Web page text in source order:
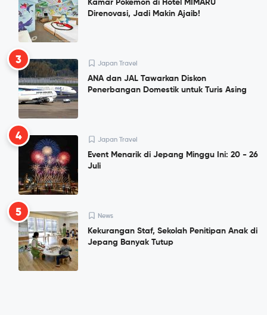
Kamar Pokemon di Hotel MIMARU
Direnovasi, Jadi Makin Ajaib!
3 Japan Travel
ANA dan JAL Tawarkan Diskon
Penerbangan Domestik untuk Turis Asing
4 Japan Travel
Event Menarik di Jepang Minggu Ini: 20 - 26
Juli
5 News
Kekurangan Staf, Sekolah Penitipan Anak di
Jepang Banyak Tutup